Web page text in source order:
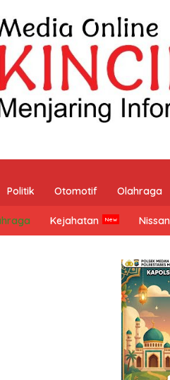
Politik Otomotif Olahraga
Kejahatan Nissan